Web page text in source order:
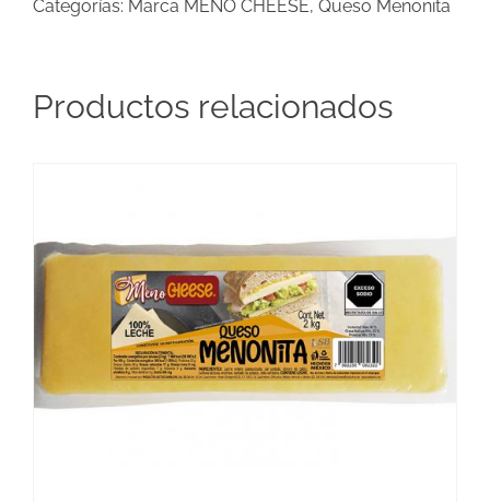
Categorías: Marca MENO CHEESE, Queso Menonita
Productos relacionados